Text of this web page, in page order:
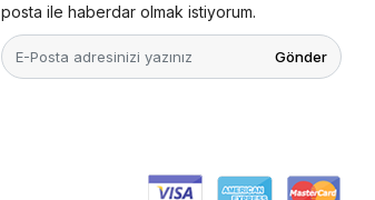
posta ile haberdar olmak istiyorum.
Gönder